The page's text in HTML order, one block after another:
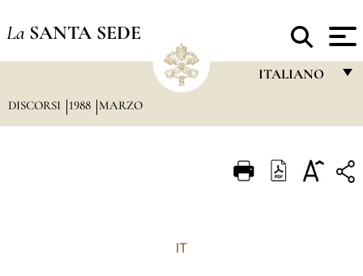
La SANTA SEDE
ITALIANO
ITALIANO
DISCORSI 1988 MARZO
IT